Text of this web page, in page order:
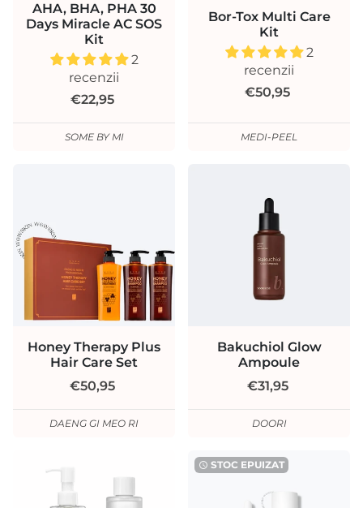
AHA, BHA, PHA 30
Days Miracle AC SOS
Kit
2
recenzii
€22,95
SOME BY MI
Bor-Tox Multi Care
Kit
2
recenzii
€50,95
MEDI-PEEL
Honey Therapy Plus
Hair Care Set
€50,95
DAENG GI MEO RI
Bakuchiol Glow
Ampoule
€31,95
DOORI
watch_later STOC EPUIZAT